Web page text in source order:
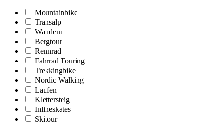
Mountainbike
Transalp
Wandern
Bergtour
Rennrad
Fahrrad Touring
Trekkingbike
Nordic Walking
Laufen
Klettersteig
Inlineskates
Skitour